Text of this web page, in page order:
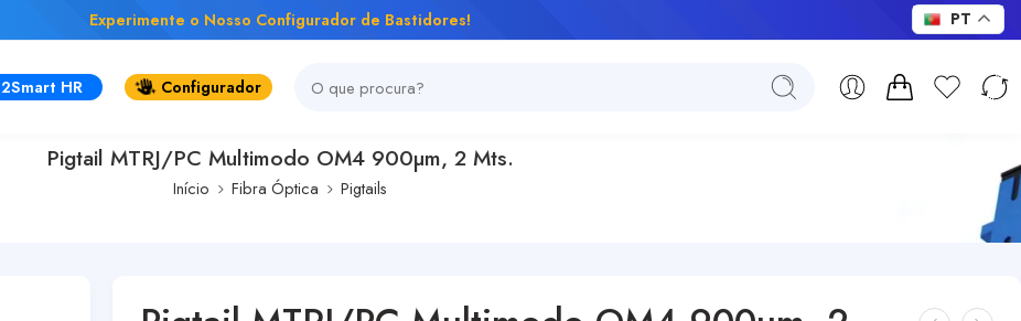
Experimente o Nosso Configurador de Bastidores!
2Smart HR Configurador
Pigtail MTRJ/PC Multimodo OM4 900µm, 2 Mts.
Início Fibra Óptica Pigtails
PT